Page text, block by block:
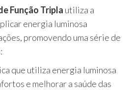
Função Tripla utiliza a
energia luminosa
promovendo uma série de
que utiliza energia luminosa
e melhorar a saúde das